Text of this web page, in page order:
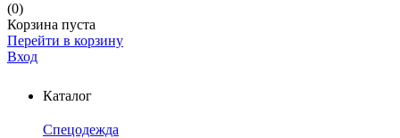
(0)
Корзина пуста
Перейти в корзину
Вход
Каталог
Спецодежда